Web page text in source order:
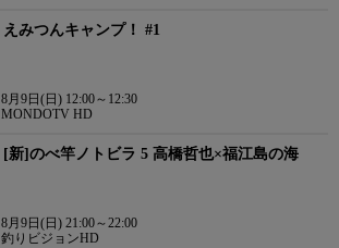
えみつんキャンプ！ #1
8月9日(日) 12:00～12:30
MONDOTV HD
[新]のべ竿ノトビラ 5 高橋哲也×福江島の海
8月9日(日) 21:00～22:00
釣りビジョンHD